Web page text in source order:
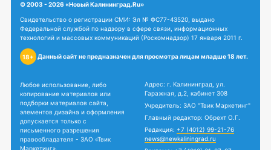
© 2003 - 2026 «Новый Калининград.Ru»
Свидетельство о регистрации СМИ: Эл № ФС77-43520, выдано
Федеральной службой по надзору в сфере связи, информационных
технологий и массовых коммуникаций (Роскомнадзор) 17 января 2011 г.
18+ Данный сайт не предназначен для просмотра лицам младше 18 лет.
Любое использование, либо
копирование материалов или
подборки материалов сайта,
элементов дизайна и оформления
допускается только с
письменного разрешения
правообладателя - ЗАО «Твик
Маркетинг».
Адрес: г. Калининград, ул.
Гаражная, д.2, кабинет 308
Учредитель: ЗАО "Твик Маркетинг"
Главный редактор: Обрехт О.Г.
Редакция: +7 (4012) 99-21-76
news@newkaliningrad.ru